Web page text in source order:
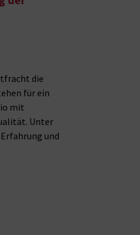
die
für ein
mit
Unter
und